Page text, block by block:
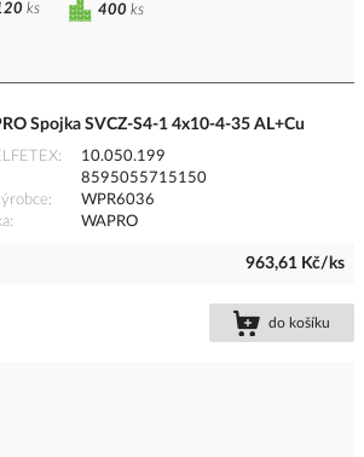
400 ks
ks
Spojka SVCZ-S4-1 4x10-4-35 AL+Cu
10.050.199
8595055715150
WPR6036
WAPRO
963,61 Kč/ks
do košíku